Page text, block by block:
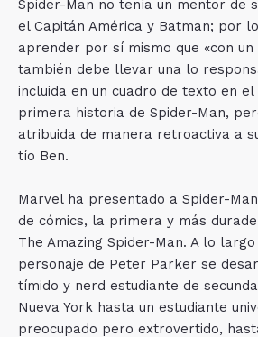
Spider-Man no tenía un mentor de
el Capitán América y Batman; por
aprender por sí mismo que «con
también debe llevar una lo
incluida en un cuadro de texto en
primera historia de Spider-Man,
atribuida de manera retroactiva a
tío Ben.
Marvel ha presentado a Spider-
de cómics, la primera y más
The Amazing Spider-Man. A lo
personaje de Peter Parker se
tímido y nerd estudiante de
Nueva York hasta un estudiante
preocupado pero extrovertido,